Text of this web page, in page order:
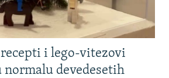
i lego-vitezovi
devedesetih